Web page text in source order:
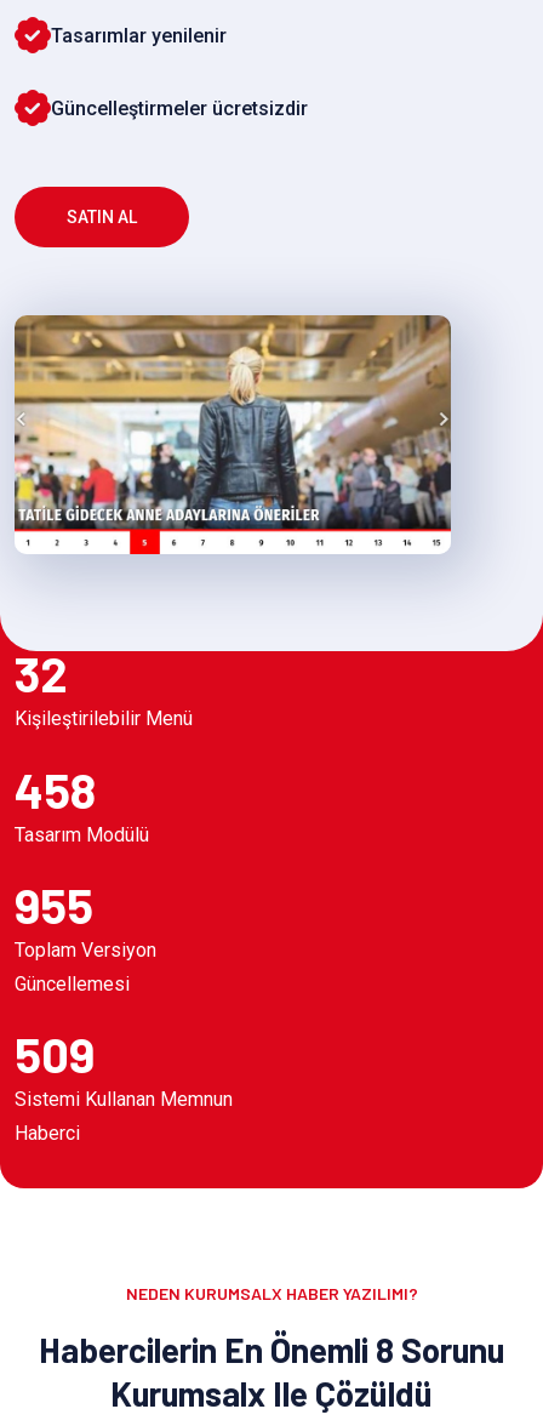
Tasarımlar yenilenir
Güncelleştirmeler ücretsizdir
SATIN AL
32
Kişileştirilebilir Menü
458
Tasarım Modülü
955
Toplam Versiyon
Güncellemesi
509
Sistemi Kullanan Memnun
Haberci
NEDEN KURUMSALX HABER YAZILIMI?
Habercilerin En Önemli 8 Sorunu
Kurumsalx Ile Çözüldü